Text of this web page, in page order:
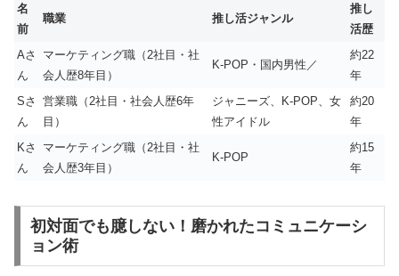
名
前
職業 推し活ジャンル
推し
活歴
Aさ
ん
マーケティング職（2社目・社
会人歴8年目）
K-POP・国内男性／
約22
年
Sさ
ん
営業職（2社目・社会人歴6年
目）
ジャニーズ、K-POP、女
性アイドル
約20
年
Kさ
ん
マーケティング職（2社目・社
会人歴3年目）
K-POP
約15
年
初対面でも臆しない！磨かれたコミュニケーシ
ョン術